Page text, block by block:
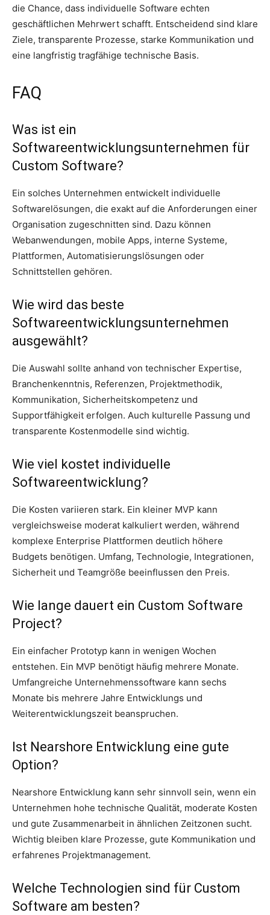
die Chance, dass individuelle Software echten
geschäftlichen Mehrwert schafft. Entscheidend sind klare
Ziele, transparente Prozesse, starke Kommunikation und
eine langfristig tragfähige technische Basis.
FAQ
Was ist ein
Softwareentwicklungsunternehmen für
Custom Software?
Ein solches Unternehmen entwickelt individuelle
Softwarelösungen, die exakt auf die Anforderungen einer
Organisation zugeschnitten sind. Dazu können
Webanwendungen, mobile Apps, interne Systeme,
Plattformen, Automatisierungslösungen oder
Schnittstellen gehören.
Wie wird das beste
Softwareentwicklungsunternehmen
ausgewählt?
Die Auswahl sollte anhand von technischer Expertise,
Branchenkenntnis, Referenzen, Projektmethodik,
Kommunikation, Sicherheitskompetenz und
Supportfähigkeit erfolgen. Auch kulturelle Passung und
transparente Kostenmodelle sind wichtig.
Wie viel kostet individuelle
Softwareentwicklung?
Die Kosten variieren stark. Ein kleiner MVP kann
vergleichsweise moderat kalkuliert werden, während
komplexe Enterprise Plattformen deutlich höhere
Budgets benötigen. Umfang, Technologie, Integrationen,
Sicherheit und Teamgröße beeinflussen den Preis.
Wie lange dauert ein Custom Software
Project?
Ein einfacher Prototyp kann in wenigen Wochen
entstehen. Ein MVP benötigt häufig mehrere Monate.
Umfangreiche Unternehmenssoftware kann sechs
Monate bis mehrere Jahre Entwicklungs und
Weiterentwicklungszeit beanspruchen.
Ist Nearshore Entwicklung eine gute
Option?
Nearshore Entwicklung kann sehr sinnvoll sein, wenn ein
Unternehmen hohe technische Qualität, moderate Kosten
und gute Zusammenarbeit in ähnlichen Zeitzonen sucht.
Wichtig bleiben klare Prozesse, gute Kommunikation und
erfahrenes Projektmanagement.
Welche Technologien sind für Custom
Software am besten?